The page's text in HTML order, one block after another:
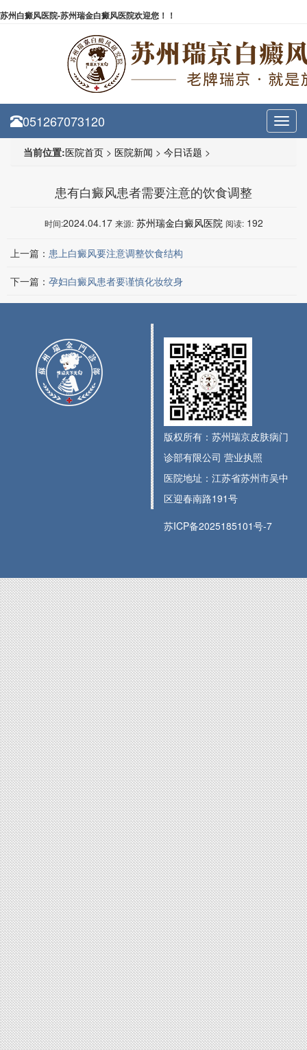
苏州白癜风医院-苏州瑞金白癜风医院欢迎您！！
051267073120
当前位置:医院首页 > 医院新闻 > 今日话题 >
患有白癜风患者需要注意的饮食调整
时间:2024.04.17 来源: 苏州瑞金白癜风医院 阅读: 192
上一篇： 患上白癜风要注意调整饮食结构
下一篇： 孕妇白癜风患者要谨慎化妆纹身
版权所有：苏州瑞京皮肤病门
诊部有限公司 营业执照
医院地址：江苏省苏州市吴中
区迎春南路191号
苏ICP备2025185101号-7